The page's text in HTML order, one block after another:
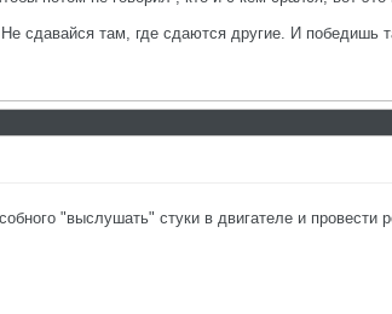
сдавайся там, где сдаются другие. И победишь
"выслушать" стуки в двигателе и